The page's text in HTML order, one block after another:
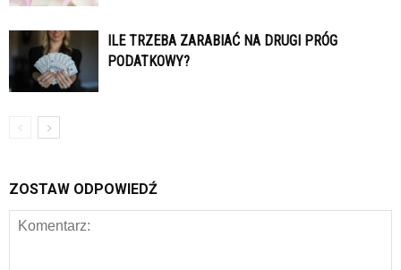
ILE TRZEBA ZARABIAĆ NA DRUGI PRÓG
PODATKOWY?
ZOSTAW ODPOWIEDŹ